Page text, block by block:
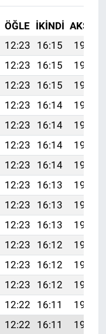
ÖĞLE İKINDI AKŞAM
12:23 16:15
19:36
12:23 16:15
19:35
12:23 16:15
19:34
12:23 16:14
19:33
12:23 16:14
19:32
12:23 16:14
19:31
12:23 16:14
19:31
12:23 16:13
19:30
12:23 16:13
19:29
12:23 16:13
19:28
12:23 16:12
19:27
12:23 16:12
19:25
12:23 16:12
19:24
12:22 16:11
19:23
12:22 16:11
19:22